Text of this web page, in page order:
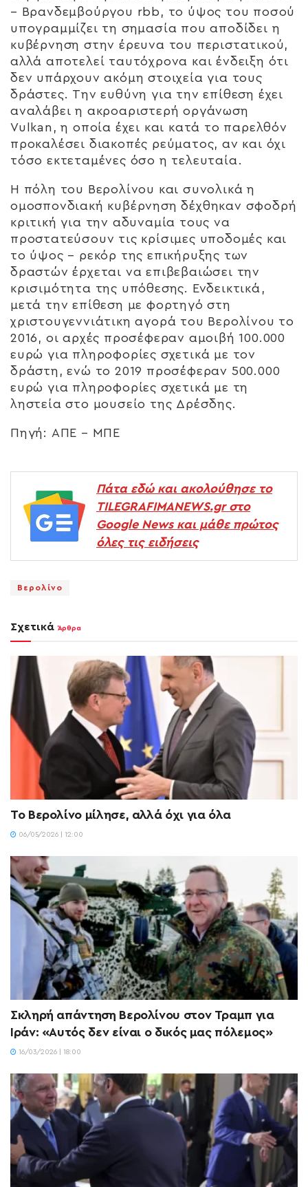
– Βρανδεμβούργου rbb, το ύψος του ποσού
υπογραμμίζει τη σημασία που αποδίδει η
κυβέρνηση στην έρευνα του περιστατικού,
αλλά αποτελεί ταυτόχρονα και ένδειξη ότι
δεν υπάρχουν ακόμη στοιχεία για τους
δράστες. Την ευθύνη για την επίθεση έχει
αναλάβει η ακροαριστερή οργάνωση
Vulkan, η οποία έχει και κατά το παρελθόν
προκαλέσει διακοπές ρεύματος, αν και όχι
τόσο εκτεταμένες όσο η τελευταία.
Η πόλη του Βερολίνου και συνολικά η
ομοσπονδιακή κυβέρνηση δέχθηκαν σφοδρή
κριτική για την αδυναμία τους να
προστατεύσουν τις κρίσιμες υποδομές και
το ύψος – ρεκόρ της επικήρυξης των
δραστών έρχεται να επιβεβαιώσει την
κρισιμότητα της υπόθεσης. Ενδεικτικά,
μετά την επίθεση με φορτηγό στη
χριστουγεννιάτικη αγορά του Βερολίνου το
2016, οι αρχές προσέφεραν αμοιβή 100.000
ευρώ για πληροφορίες σχετικά με τον
δράστη, ενώ το 2019 προσέφεραν 500.000
ευρώ για πληροφορίες σχετικά με τη
ληστεία στο μουσείο της Δρέσδης.
Πηγή: ΑΠΕ – ΜΠΕ
Πάτα εδώ και ακολούθησε το
TILEGRAFIMANEWS.gr στο
Google News και μάθε πρώτος
όλες τις ειδήσεις
Βερολίνο
Σχετικά Άρθρα
Το Βερολίνο μίλησε, αλλά όχι για όλα
06/05/2026 | 12:00
Σκληρή απάντηση Βερολίνου στον Τραμπ για
Ιράν: «Αυτός δεν είναι ο δικός μας πόλεμος»
16/03/2026 | 18:00